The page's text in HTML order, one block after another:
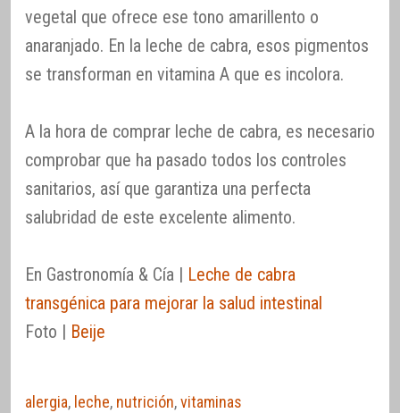
vegetal que ofrece ese tono amarillento o
anaranjado. En la leche de cabra, esos pigmentos
se transforman en vitamina A que es incolora.
A la hora de comprar leche de cabra, es necesario
comprobar que ha pasado todos los controles
sanitarios, así que garantiza una perfecta
salubridad de este excelente alimento.
En Gastronomía & Cía | Leche de cabra
transgénica para mejorar la salud intestinal
Foto | Beije
alergia, leche, nutrición,vitaminas